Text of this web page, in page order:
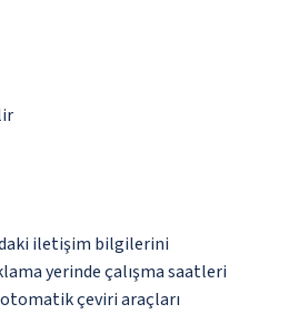
iletişim bilgilerini
yerinde çalışma saatleri
otomatik çeviri araçları